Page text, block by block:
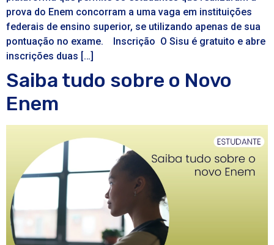
prova do Enem concorram a uma vaga em instituições
federais de ensino superior, se utilizando apenas de sua
pontuação no exame. Inscrição O Sisu é gratuito e abre
inscrições duas […]
Saiba tudo sobre o Novo
Enem